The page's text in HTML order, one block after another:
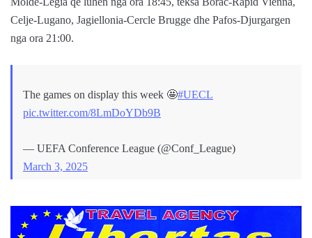
Celje-Lugano, Jagiellonia-Cercle Brugge dhe Pafos-Djurgargen
nga ora 21:00.
The games on display this week 🤩#UECL
pic.twitter.com/8LmDoYDb9B
— UEFA Conference League (@Conf_League)
March 3, 2025